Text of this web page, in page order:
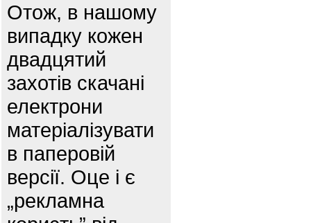
Отож, в нашому
випадку кожен
двадцятий
захотів скачані
електрони
матеріалізувати
в паперовій
версії. Оце і є
„рекламна